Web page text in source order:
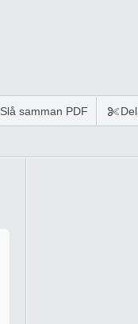
Slå samman PDF